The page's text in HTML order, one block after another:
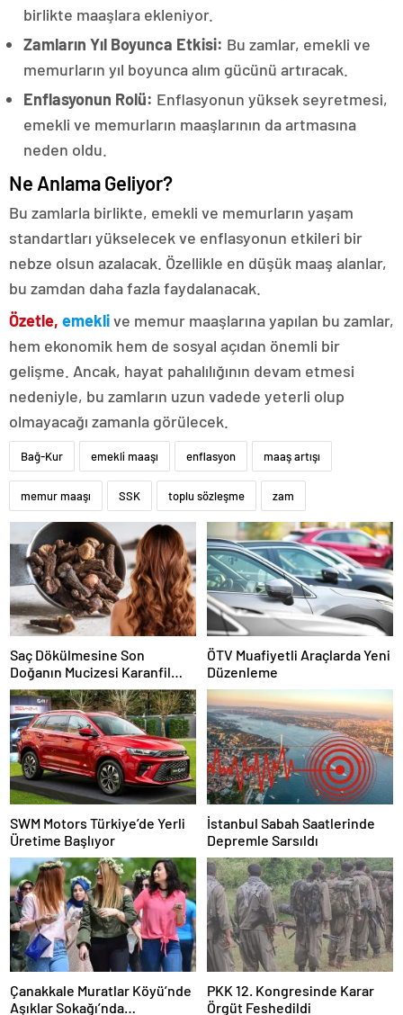
birlikte maaşlara ekleniyor.
Zamların Yıl Boyunca Etkisi: Bu zamlar, emekli ve
memurların yıl boyunca alım gücünü artıracak.
Enflasyonun Rolü: Enflasyonun yüksek seyretmesi,
emekli ve memurların maaşlarının da artmasına
neden oldu.
Ne Anlama Geliyor?
Bu zamlarla birlikte, emekli ve memurların yaşam
standartları yükselecek ve enflasyonun etkileri bir
nebze olsun azalacak. Özellikle en düşük maaş alanlar,
bu zamdan daha fazla faydalanacak.
Özetle, emeklive memur maaşlarına yapılan bu zamlar,
hem ekonomik hem de sosyal açıdan önemli bir
gelişme. Ancak, hayat pahalılığının devam etmesi
nedeniyle, bu zamların uzun vadede yeterli olup
olmayacağı zamanla görülecek.
Bağ-Kur emekli maaşı enflasyon maaş artışı
memur maaşı SSK toplu sözleşme zam
Saç Dökülmesine Son
Doğanın Mucizesi Karanfil
Kürü
ÖTV Muafiyetli Araçlarda Yeni
Düzenleme
SWM Motors Türkiye’de Yerli
Üretime Başlıyor
İstanbul Sabah Saatlerinde
Depremle Sarsıldı
Çanakkale Muratlar Köyü’nde
Aşıklar Sokağı’nda
PKK 12. Kongresinde Karar
Örgüt Feshedildi